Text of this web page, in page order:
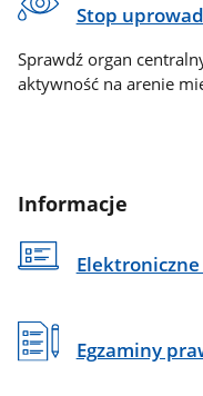
Stop
Sprawdź organ
aktywność na arenie
Informacje
Egzaminy